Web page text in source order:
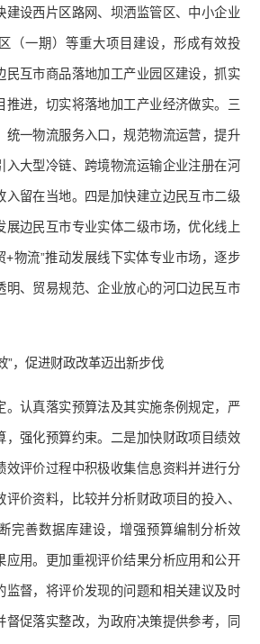
建设西片区路网、坝洒监管区、中小企业
（一期）等重大项目建设，形成有效投
民互市商品落地加工产业园区建设，抓实
推进，切实将落地加工产业经济做实。三
统一物流服务入口，规范物流运营，提升
入大型冷链、跨境物流运输企业注册在河
入留在当地。四是加快建立边民互市二级
展边民互市专业实体二级市场，优化线上
+物流”推动发展线下实体专业市场，逐步
明、贸易规范、企业放心的河口边民互市
”，促进财政改革迈出新步伐
。认真落实预算法及其实施条例规定，严
，强化预算约束。二是加快财政项目绩效
效评价过程中积极收集信息资料并进行分
价资料，比较并分析财政项目的投入、
完善数据库建设，增强预算编制分析效
应用。更加重视评价结果分析应用和公开
监督，将评价发现的问题和相关建议及时
督促落实整改，为政府决策提供参考，同